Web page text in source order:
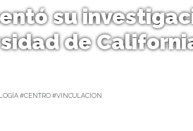
su
de
#CENTRO #VINCULACION